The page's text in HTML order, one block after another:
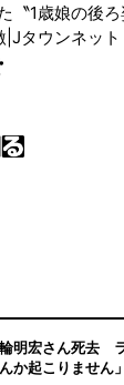
〝1歳娘の後
|Jタウンネット
明宏さん死去
起こりません」